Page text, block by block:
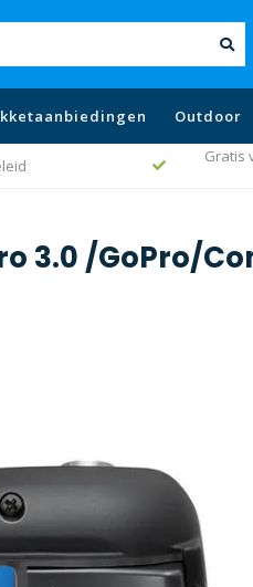
Outdoor
Gratis
3.0 /GoPro/